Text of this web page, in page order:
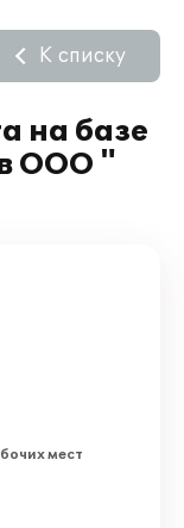
на базе
ООО "
К списку
мест